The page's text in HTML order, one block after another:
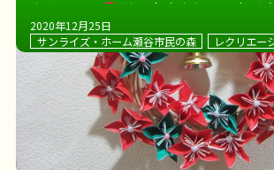
クリスマス
サンタさんとトナカイ
からハンドベル演奏のプレゼント
帽子をかぶって、クリスマス気分を満
リスマスデザートも美味しくいた […]
2020年12月25日
サンライズ・ホーム瀬谷市民の森 レクリエー